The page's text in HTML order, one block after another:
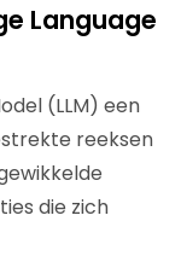
Language
(LLM) een
reeksen
die zich